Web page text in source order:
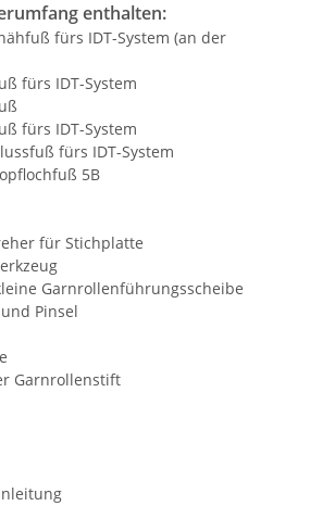
enthalten:
fürs IDT-System (an der
fürs IDT-System
fürs IDT-System
fürs IDT-System
5B
für Stichplatte
Garnrollenführungsscheibe
Pinsel
Garnrollenstift